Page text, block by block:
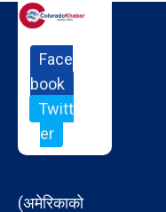
Face
book
Twitt
er
(अमेरिकाको